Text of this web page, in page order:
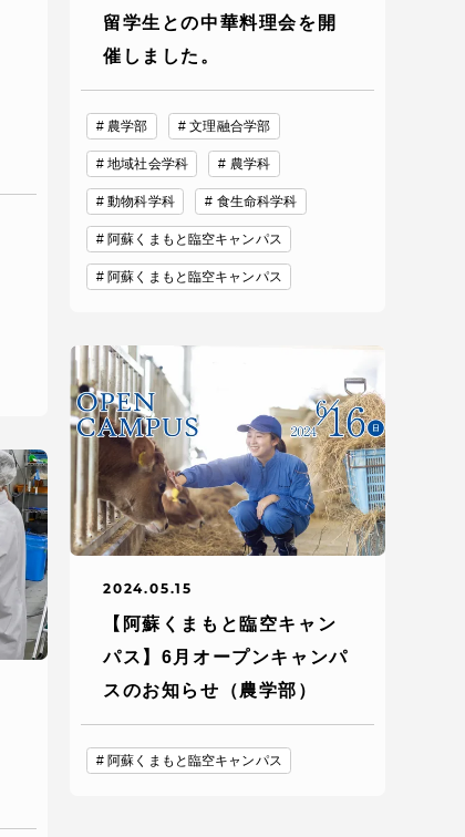
留学生との中華料理会を開
催しました。
農学部 文理融合学部
地域社会学科 農学科
動物科学科 食生命科学科
阿蘇くまもと臨空キャンパス
阿蘇くまもと臨空キャンパス
2024.05.15
【阿蘇くまもと臨空キャン
パス】6月オープンキャンパ
スのお知らせ（農学部）
阿蘇くまもと臨空キャンパス
静岡キャンパス 熊本キャンパス